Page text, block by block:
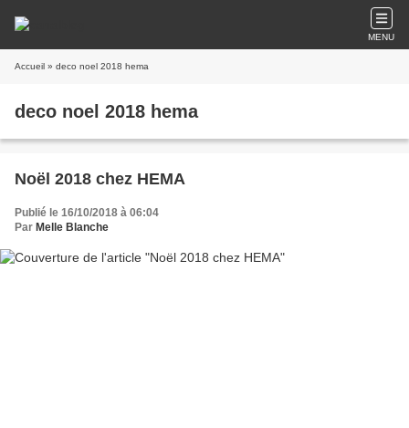
MENU
Accueil » deco noel 2018 hema
deco noel 2018 hema
Noël 2018 chez HEMA
Publié le 16/10/2018 à 06:04
Par Melle Blanche